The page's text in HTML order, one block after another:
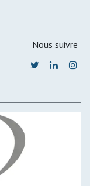
Nous suivre